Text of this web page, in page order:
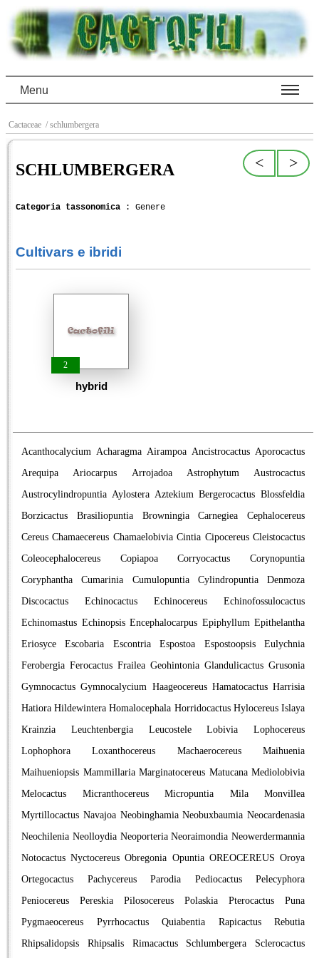
Menu
Cactaceae / schlumbergera
>
<
SCHLUMBERGERA
Categoria tassonomica : Genere
Cultivars e ibridi
2
hybrid
Acanthocalycium Acharagma Airampoa Ancistrocactus Aporocactus
Arequipa
Ariocarpus Arrojadoa Astrophytum
Austrocactus
Austrocylindropuntia Aylostera Aztekium Bergerocactus Blossfeldia
Borzicactus
Brasiliopuntia Browningia Carnegiea
Cephalocereus
Cereus Chamaecereus Chamaelobivia Cintia Cipocereus Cleistocactus
Coleocephalocereus
Copiapoa Corryocactus
Corynopuntia
Coryphantha
Cumarinia Cumulopuntia Cylindropuntia
Denmoza
Discocactus
Echinocactus Echinocereus
Echinofossulocactus
Echinomastus Echinopsis Encephalocarpus Epiphyllum Epithelantha
Eriosyce
Escobaria Escontria Espostoa Espostoopsis
Eulychnia
Ferobergia Ferocactus Frailea Geohintonia Glandulicactus Grusonia
Gymnocactus Gymnocalycium Haageocereus Hamatocactus Harrisia
Hatiora Hildewintera Homalocephala Horridocactus Hylocereus Islaya
Krainzia
Leuchtenbergia Leucostele Lobivia
Lophocereus
Lophophora
Loxanthocereus Machaerocereus
Maihuenia
Maihueniopsis Mammillaria Marginatocereus Matucana Mediolobivia
Melocactus
Micranthocereus Micropuntia Mila
Monvillea
Myrtillocactus Navajoa Neobinghamia Neobuxbaumia Neocardenasia
Neochilenia Neolloydia Neoporteria Neoraimondia Neowerdermannia
Notocactus Nyctocereus Obregonia Opuntia OREOCEREUS Oroya
Ortegocactus
Pachycereus Parodia Pediocactus
Pelecyphora
Peniocereus
Pereskia Pilosocereus Polaskia Pterocactus
Puna
Pygmaeocereus
Pyrrhocactus Quiabentia Rapicactus
Rebutia
Rhipsalidopsis
Rhipsalis Rimacactus Schlumbergera Sclerocactus